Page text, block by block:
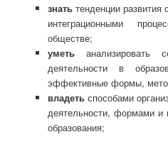
знатьтенденции развития
интеграционными
обществе;
уметьанализировать
деятельности в
эффективные формы,
владетьспособами
деятельности, формами и
образования;